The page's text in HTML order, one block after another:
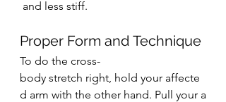
and less stiff.
Proper Form and Technique
To do the cross-
body stretch right, hold your affecte
d arm with the other hand. Pull your a